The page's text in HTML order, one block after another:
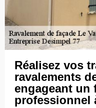
Réalisez vos
ravalements
engageant un
professionnel